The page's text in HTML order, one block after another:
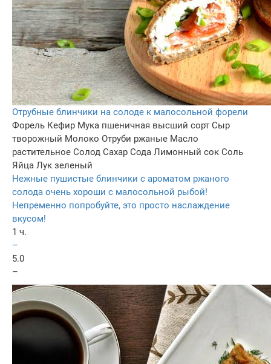
Отрубные блинчики на солоде к малосольной форели
Форель Кефир Мука пшеничная высший сорт Сыр
творожный Молоко Отруби ржаные Масло
растительное Солод Сахар Сода Лимонный сок Соль
Яйца Лук зеленый
Нежные пушистые блинчики с ароматом ржаного
солода очень хороши с малосольной рыбой!
Непременно попробуйте, это просто наслаждение
вкусом!
1 ч.
–
5.0
–